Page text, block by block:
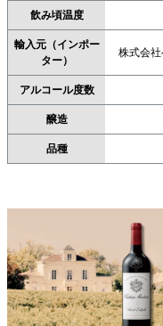
飲み頃温度
輸入元（インポー
ター）
株式会
アルコール度数
醸造
品種